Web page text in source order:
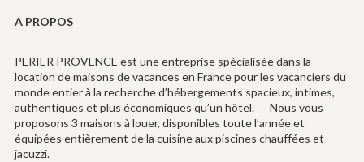
A PROPOS
PERIER PROVENCE est une entreprise spécialisée dans la
location de maisons de vacances en France pour les vacanciers du
monde entier à la recherche d’hébergements spacieux, intimes,
authentiques et plus économiques qu’un hôtel. Nous vous
proposons 3 maisons à louer, disponibles toute l’année et
équipées entièrement de la cuisine aux piscines chauffées et
jacuzzi.